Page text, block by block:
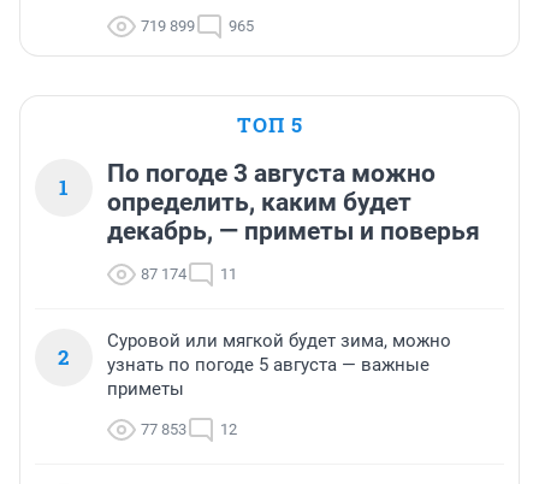
719 899 965
ТОП 5
1
По погоде 3 августа можно
определить, каким будет
декабрь, — приметы и поверья
87 174 11
2
Суровой или мягкой будет зима, можно
узнать по погоде 5 августа — важные
приметы
77 853 12